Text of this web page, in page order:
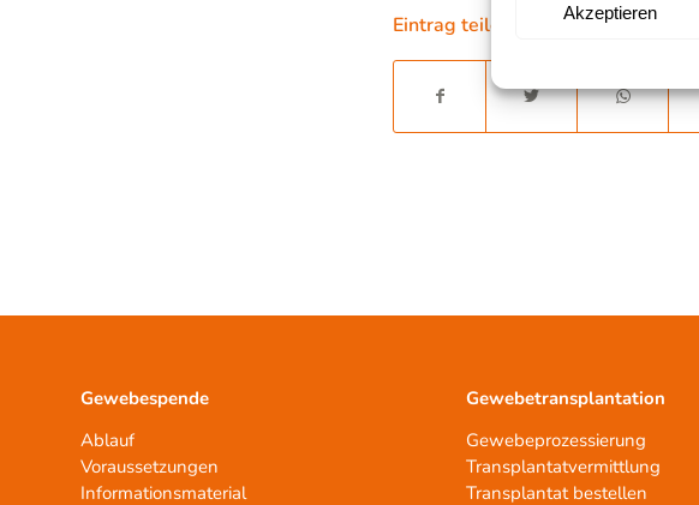
Akzeptieren
Eintrag teilen
Gewebespende
Ablauf
Voraussetzungen
Informationsmaterial
Gewebetransplantation
Gewebeprozessierung
Transplantatvermittlung
Transplantat bestellen